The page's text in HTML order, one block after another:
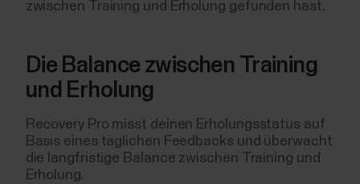
zwischen Training und Erholung gefunden hast.
Die Balance zwischen Training
und Erholung
Recovery Pro misst deinen Erholungsstatus auf
Basis eines täglichen Feedbacks und überwacht
die langfristige Balance zwischen Training und
Erholung.